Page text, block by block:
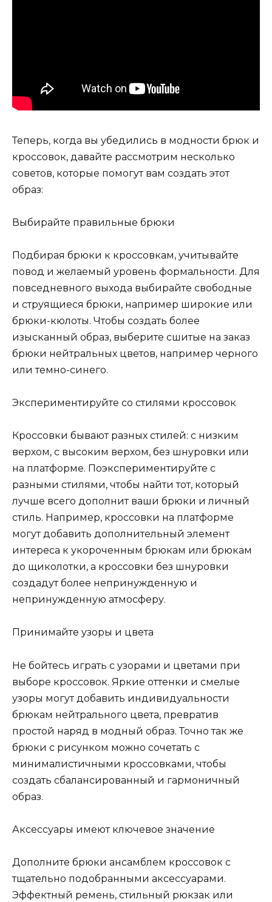
Теперь, когда вы убедились в модности брюк и
кроссовок, давайте рассмотрим несколько
советов, которые помогут вам создать этот
образ:
Выбирайте правильные брюки
Подбирая брюки к кроссовкам, учитывайте
повод и желаемый уровень формальности. Для
повседневного выхода выбирайте свободные
и струящиеся брюки, например широкие или
брюки-кюлоты. Чтобы создать более
изысканный образ, выберите сшитые на заказ
брюки нейтральных цветов, например черного
или темно-синего.
Экспериментируйте со стилями кроссовок
Кроссовки бывают разных стилей: с низким
верхом, с высоким верхом, без шнуровки или
на платформе. Поэкспериментируйте с
разными стилями, чтобы найти тот, который
лучше всего дополнит ваши брюки и личный
стиль. Например, кроссовки на платформе
могут добавить дополнительный элемент
интереса к укороченным брюкам или брюкам
до щиколотки, а кроссовки без шнуровки
создадут более непринужденную и
непринужденную атмосферу.
Принимайте узоры и цвета
Не бойтесь играть с узорами и цветами при
выборе кроссовок. Яркие оттенки и смелые
узоры могут добавить индивидуальности
брюкам нейтрального цвета, превратив
простой наряд в модный образ. Точно так же
брюки с рисунком можно сочетать с
минималистичными кроссовками, чтобы
создать сбалансированный и гармоничный
образ.
Аксессуары имеют ключевое значение
Дополните брюки ансамблем кроссовок с
тщательно подобранными аксессуарами.
Эффектный ремень, стильный рюкзак или